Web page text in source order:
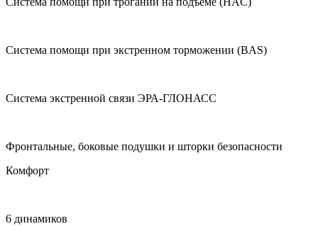
Система помощи при экстренном торможении (BAS)
Система экстренной связи ЭРА-ГЛОНАСС
Фронтальные, боковые подушки и шторки безопасности
Комфорт
6 динамиков